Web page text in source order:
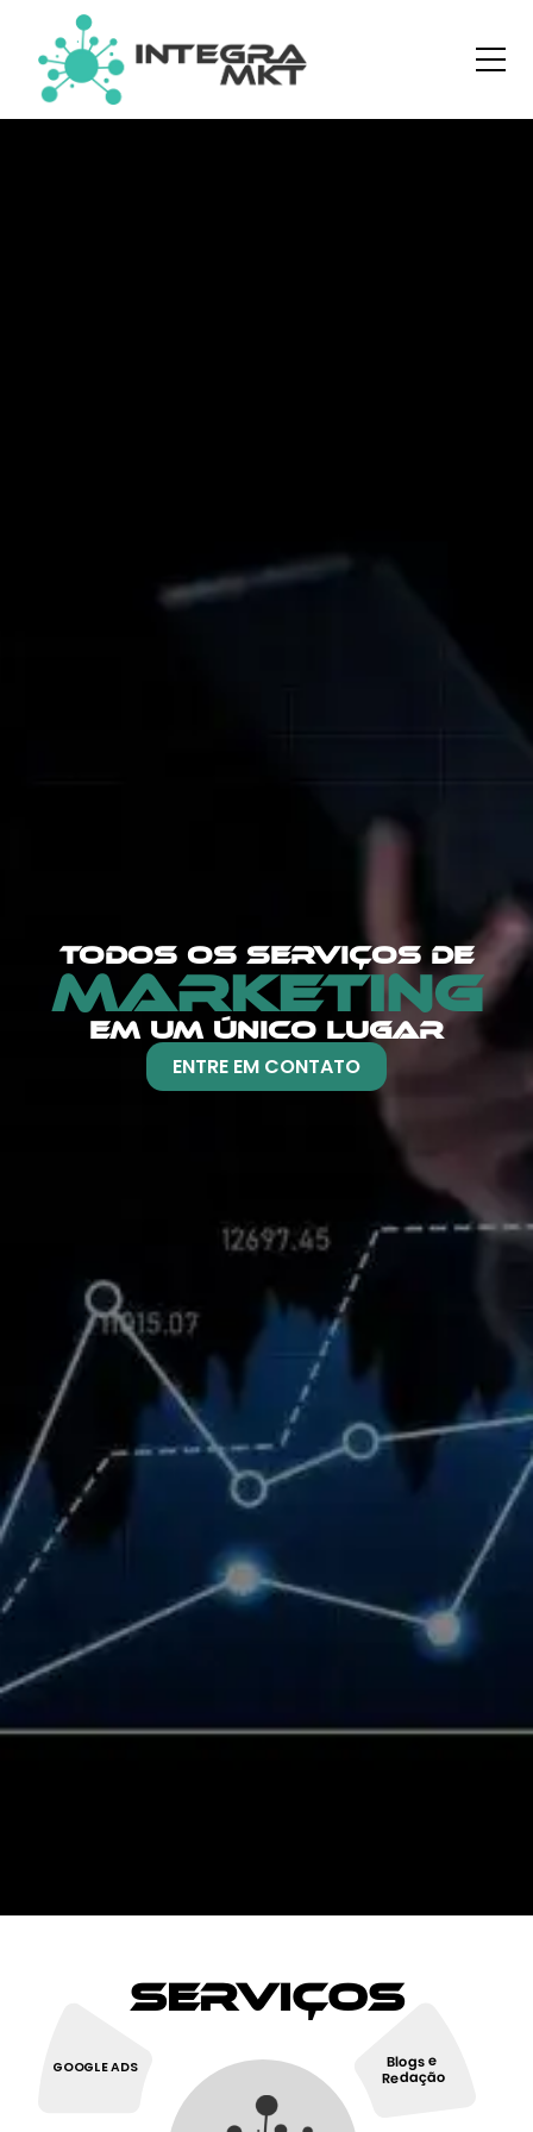
TODOS OS SERVIÇOS DE
MARKETING
EM UM ÚNICO LUGAR
ENTRE EM CONTATO
Serviços
GOOGLE ADS Blogs e
Redação